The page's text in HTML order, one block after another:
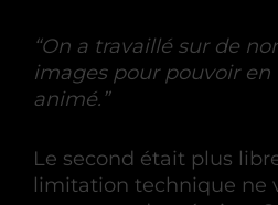
“On a travaillé sur de
images pour pouvoir en
animé.”
Le second était plus
limitation technique ne